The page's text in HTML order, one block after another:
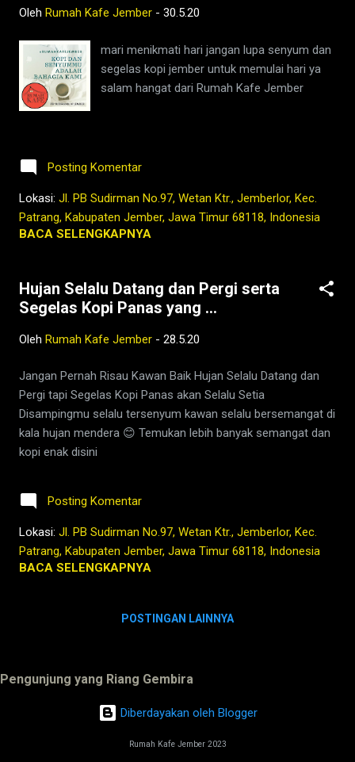
Oleh Rumah Kafe Jember - 30.5.20
mari menikmati hari jangan lupa senyum dan
segelas kopi jember untuk memulai hari ya
salam hangat dari Rumah Kafe Jember
Posting Komentar
Lokasi: Jl. PB Sudirman No.97, Wetan Ktr., Jemberlor, Kec.
Patrang, Kabupaten Jember, Jawa Timur 68118, Indonesia
BACA SELENGKAPNYA
Hujan Selalu Datang dan Pergi serta
Segelas Kopi Panas yang ...
Oleh Rumah Kafe Jember - 28.5.20
Jangan Pernah Risau Kawan Baik Hujan Selalu Datang dan
Pergi tapi Segelas Kopi Panas akan Selalu Setia
Disampingmu selalu tersenyum kawan selalu bersemangat di
kala hujan mendera 😊 Temukan lebih banyak semangat dan
kopi enak disini
Posting Komentar
Lokasi: Jl. PB Sudirman No.97, Wetan Ktr., Jemberlor, Kec.
Patrang, Kabupaten Jember, Jawa Timur 68118, Indonesia
BACA SELENGKAPNYA
POSTINGAN LAINNYA
Pengunjung yang Riang Gembira
Diberdayakan oleh Blogger
Rumah Kafe Jember 2023